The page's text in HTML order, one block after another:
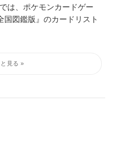
は、ポケモンカードゲー
国図鑑版』のカードリスト